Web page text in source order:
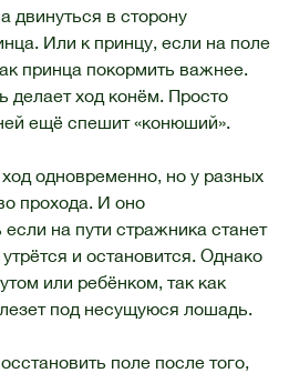
двинуться в сторону
Или к принцу, если на поле
принца покормить важнее.
делает ход конём. Просто
ещё спешит «конюший».
одновременно, но у разных
прохода. И оно
если на пути стражника станет
и остановится. Однако
или ребёнком, так как
под несущуюся лошадь.
поле после того,